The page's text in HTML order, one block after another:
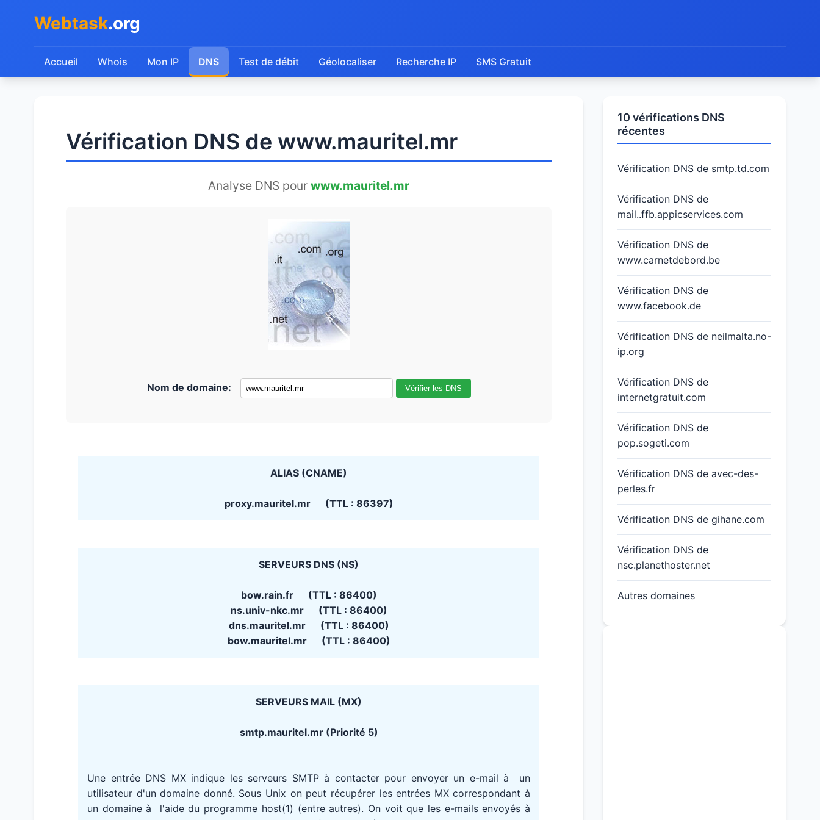
Webtask.org
Accueil Whois Mon IP DNS Test de débit Géolocaliser Recherche IP SMS Gratuit
Vérification DNS de www.mauritel.mr
Analyse DNS pour www.mauritel.mr
Nom de domaine: Vérifier les DNS
ALIAS (CNAME)
proxy.mauritel.mr (TTL : 86397)
SERVEURS DNS (NS)
bow.rain.fr (TTL : 86400)
ns.univ-nkc.mr (TTL : 86400)
dns.mauritel.mr (TTL : 86400)
bow.mauritel.mr (TTL : 86400)
SERVEURS MAIL (MX)
smtp.mauritel.mr (Priorité 5)
Une entrée DNS MX indique les serveurs SMTP à contacter pour envoyer un e-mail à un
utilisateur d'un domaine donné. Sous Unix on peut récupérer les entrées MX correspondant à
un domaine à l'aide du programme host(1) (entre autres). On voit que les e-mails envoyés à
10 vérifications DNS
récentes
Vérification DNS de smtp.td.com
Vérification DNS de
mail..ffb.appicservices.com
Vérification DNS de
www.carnetdebord.be
Vérification DNS de
www.facebook.de
Vérification DNS de neilmalta.no-
ip.org
Vérification DNS de
internetgratuit.com
Vérification DNS de
pop.sogeti.com
Vérification DNS de avec-des-
perles.fr
Vérification DNS de gihane.com
Vérification DNS de
nsc.planethoster.net
Autres domaines